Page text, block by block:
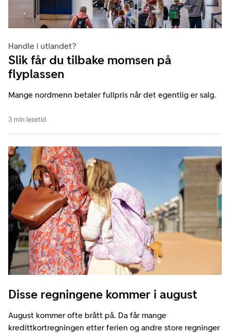
Handle i utlandet?
Slik får du tilbake momsen på
flyplassen
Mange nordmenn betaler fullpris når det egentlig er salg.
3 min lesetid
Disse regningene kommer i august
August kommer ofte brått på. Da får mange
kredittkortregningen etter ferien og andre store regninger